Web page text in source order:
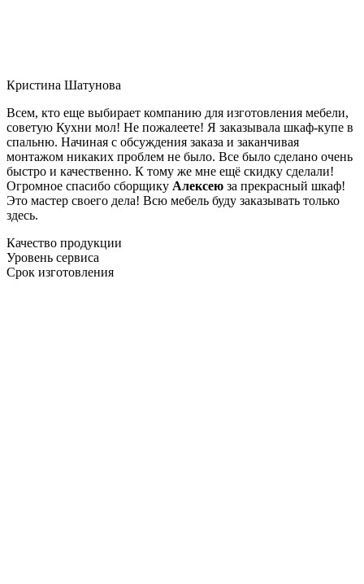
Кристина Шатунова
Всем, кто еще выбирает компанию для изготовления мебели,
советую Кухни мол! Не пожалеете! Я заказывала шкаф-купе в
спальню. Начиная с обсуждения заказа и заканчивая
монтажом никаких проблем не было. Все было сделано очень
быстро и качественно. К тому же мне ещё скидку сделали!
Огромное спасибо сборщику Алексею за прекрасный шкаф!
Это мастер своего дела! Всю мебель буду заказывать только
здесь.
Качество продукции
Уровень сервиса
Срок изготовления